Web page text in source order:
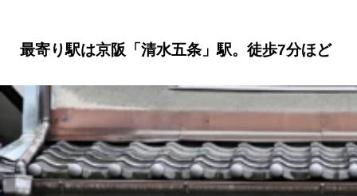
最寄り駅は京阪「清水五条」駅。徒歩7分ほど